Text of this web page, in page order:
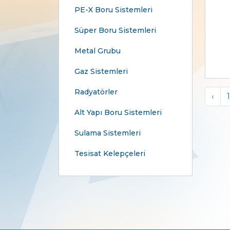
PE-X Boru Sistemleri
Süper Boru Sistemleri
Metal Grubu
Gaz Sistemleri
Radyatörler
Alt Yapı Boru Sistemleri
Sulama Sistemleri
Tesisat Kelepçeleri
‹ 1